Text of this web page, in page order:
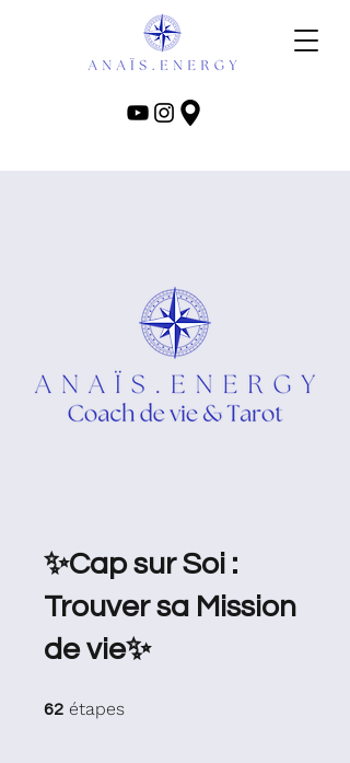
✨Cap sur Soi :
Trouver sa Mission
de vie✨
62 étapes